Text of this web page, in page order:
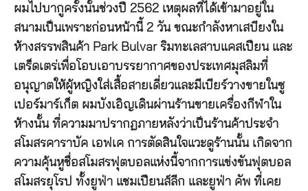
ผมไปบากูครั้งนั้นช่วงปี 2562 เหตุผลที่ได้เข้ามาอยู่ใน
สนามเป็นเพราะก่อนหน้านี้ 2 วัน ขณะกำลังหาเสบียงใน
ห้างสรรพสินค้า Park Bulvar ริมทะเลสาบแคสเปียน และ
เตร็ดเตร่เพื่อโอบเอาบรรยากาศของประเทศมุสลิมที่
อนุญาตให้ผู้หญิงใส่เสื้อสายเดี่ยวและมีเบียร์วางขายในซู
เปอร์มาร์เก็ต ผมบังเอิญเดินผ่านร้านขายเครื่องกีฬาใน
ห้างนั้น ที่ความมาปรากฏภายหลังว่าเป็นร้านค้าประจำ
สโมสรคาราบัค เอฟเค การตัดสินใจแวะดูร้านนั้น เกิดจาก
ความคุ้นหูชื่อสโมสรฟุตบอลแห่งนี้จากการแข่งขันฟุตบอล
สโมสรยุโรป ทั้งยูฟ่า แชมเปียนส์ลีก และยูฟ่า คัพ ที่เคย